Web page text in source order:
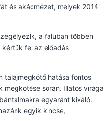
és akácmézet, melyek 2014
a faluban többen
fel az előadás
talajmegkötő hatása fontos
megkötése során. Illatos virága
egyaránt kiváló.
egyik kincse,